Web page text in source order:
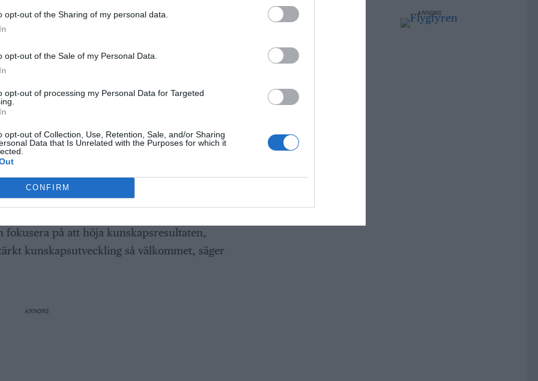
opt-out of the Sharing of my personal data.
opt-out of the Sale of my Personal Data.
opt-out of processing my Personal Data for Targeted
opt-out of Collection, Use, Retention, Sale, and/or Sharing
Data that Is Unrelated with the Purposes for which it
CONFIRM
kommer skolorna i Norrtälje kommun få dela
Beronius, (L), ordförande i barn- och
regeringens satsning.
elever i Norrtälje kommun.
läsa, skriva och räkna tidigt måste
idag. Var femte fjärdeklassare kan inte
sjunde elev går ut grundskolan utan
Så kan vi inte ha det. Skolan
på att höja kunskapsresultaten,
kunskapsutveckling så välkommet, säger
ANNONS
ANNONS